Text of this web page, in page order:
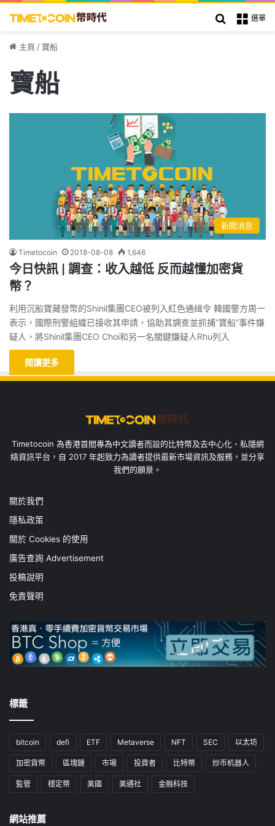
選單
搜索
主頁 / 寶船
寶船
新聞消息
Timetocoin 2018-08-08 1,646
今日快訊 | 調查：收入越低 反而越懂加密貨
幣？
利用沉船寶藏發幣的Shinil集團CEO被列入紅色通緝令 韓國警方周一
表示，國際刑警組織已接收其申請，協助其調查並抓捕“寶船”事件嫌
疑人，將Shinil集團CEO Choi和另一名關鍵嫌疑人Rhu列入
閱讀更多
Timetocoin 為香港首間專為中文讀者而設的比特幣及去中心化、私隱網
絡資訊平台，自 2017 年起致力為讀者提供最新市場資訊及服務，並分享
我們的願景。
關於我們
隱私政策
關於 Cookies 的使用
廣告查詢 Advertisement
投稿說明
免責聲明
標籤
bitcoin defi ETF Metaverse NFT SEC 以太坊
加密貨幣 區塊鏈 市場 投資者 比特幣 炒币机器人
監管 穩定幣 美國 美通社 金融科技
網站推薦